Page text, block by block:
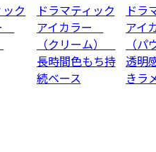
ク
ドラマティック
アイカラー
（クリーム）
長時間色もち持
続ベース
ドラ
ア
（
透明
きラ